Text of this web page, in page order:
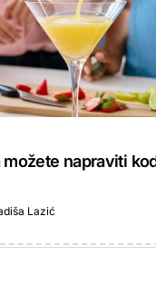
možete napraviti
Lazić